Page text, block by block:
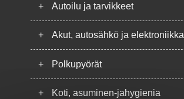
+ Autoilu ja tarvikkeet
+ Akut, autosähkö ja elektroniikka
+ Polkupyörät
+ Koti, asuminen-jahygienia